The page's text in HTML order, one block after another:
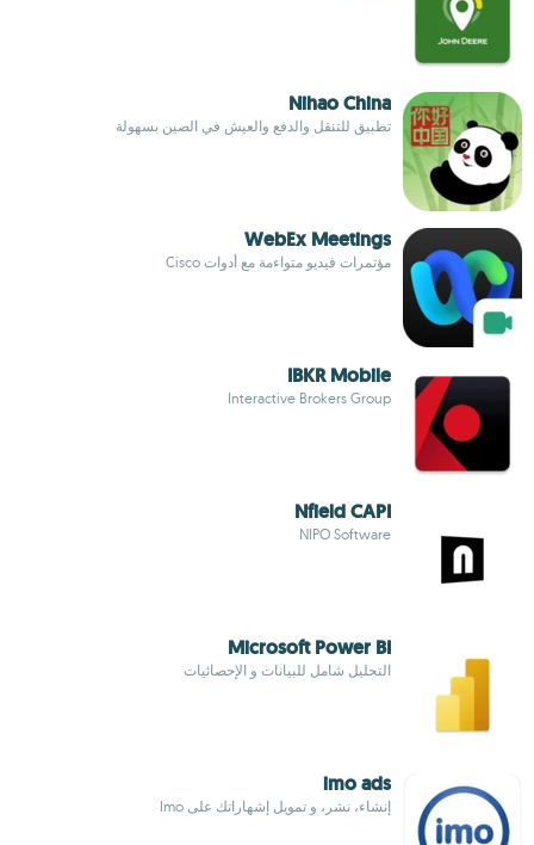
Nihao China
تطبيق للتنقل والدفع والعيش في الصين بسهولة
WebEx Meetings
مؤتمرات فيديو متواءمة مع أدوات Cisco
IBKR Mobile
Interactive Brokers Group
Nfield CAPI
NIPO Software
Microsoft Power BI
التحليل شامل للبيانات و الإحصائيات
imo ads
إنشاء، نشر، و تمويل إشهاراتك على Imo